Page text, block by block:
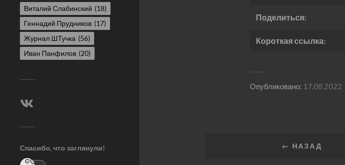
Виталий Слабинский (18)
Геннадий Прудников (17)
Журнал ШТучка (56)
Иван Панфилов (20)
Спасибо, что заглянули!
Поделиться:
Короткая ссылка:
Опубликовано: 17.08.2022
← НАЗАД